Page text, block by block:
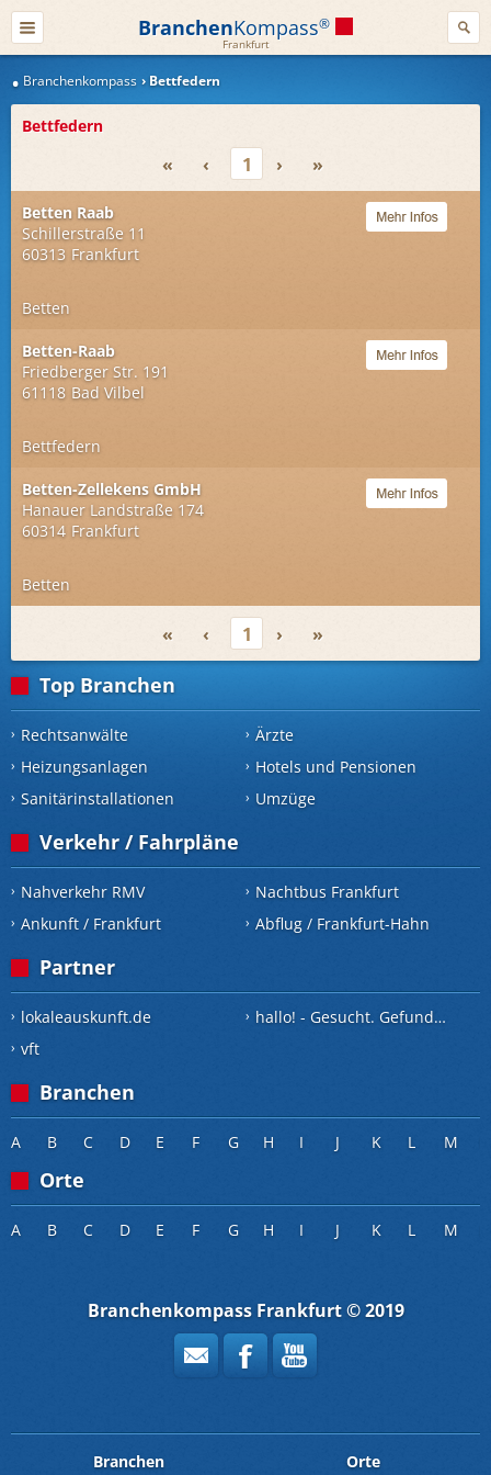
BranchenKompass®
Frankfurt
Branchenkompass Bettfedern
Bettfedern
« ‹ 1 › »
Betten Raab
Schillerstraße 11
60313 Frankfurt
Betten
Betten-Raab
Friedberger Str. 191
61118 Bad Vilbel
Bettfedern
Betten-Zellekens GmbH
Hanauer Landstraße 174
60314 Frankfurt
Betten
« ‹ 1 › »
Top Branchen
Rechtsanwälte Ärzte
Heizungsanlagen
Hotels und Pensionen
Sanitärinstallationen
Umzüge
Verkehr / Fahrpläne
Nahverkehr RMV Nachtbus Frankfurt
Ankunft / Frankfurt
Abflug / Frankfurt-Hahn
Partner
lokaleauskunft.de hallo! - Gesucht. Gefunden.
vft
Branchen
A B C D E F G H I J K L M
Orte
A B C D E F G H I J K L M
Branchenkompass Frankfurt © 2019
Branchen Orte